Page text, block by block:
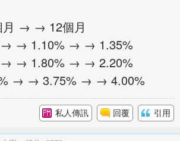
→ → 12個月
→ → 1.10% → → 1.35%
→ → 1.80% → → 2.20%
→ → 3.75% → → 4.00%
私人傳訊 回覆 引用